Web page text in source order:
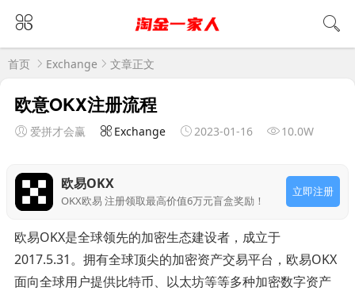
首页 Exchange 文章正文
欧意OKX注册流程
爱拼才会赢 Exchange 2023-01-16 10.0W
欧易OKX
OKX欧易 注册领取最高价值6万元盲盒奖励！
立即注册
欧易OKX是全球领先的加密生态建设者，成立于
2017.5.31。拥有全球顶尖的加密资产交易平台，欧易OKX
面向全球用户提供比特币、以太坊等等多种加密数字资产